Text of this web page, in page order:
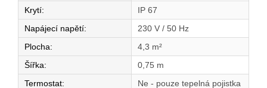
Krytí:
IP 67
Napájecí napětí:
230 V / 50 Hz
Plocha:
4,3 m²
Šířka:
0,75 m
Termostat:
Ne - pouze tepelná pojistka